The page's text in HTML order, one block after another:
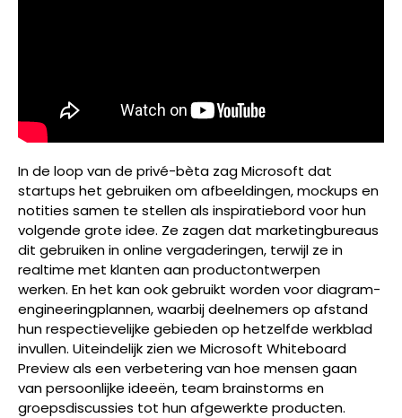
In de loop van de privé-bèta zag Microsoft dat
startups het gebruiken om afbeeldingen, mockups en
notities samen te stellen als inspiratiebord voor hun
volgende grote idee. Ze zagen dat marketingbureaus
dit gebruiken in online vergaderingen, terwijl ze in
realtime met klanten aan productontwerpen
werken. En het kan ook gebruikt worden voor diagram-
engineeringplannen, waarbij deelnemers op afstand
hun respectievelijke gebieden op hetzelfde werkblad
invullen. Uiteindelijk zien we Microsoft Whiteboard
Preview als een verbetering van hoe mensen gaan
van persoonlijke ideeën, team brainstorms en
groepsdiscussies tot hun afgewerkte producten.